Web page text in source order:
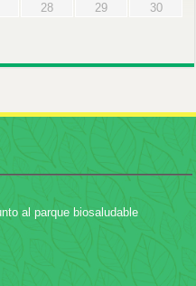
28 29
30
al parque biosaludable